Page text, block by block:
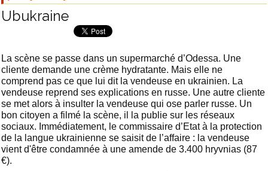
Ubukraine
La scène se passe dans un supermarché d’Odessa. Une
cliente demande une crème hydratante. Mais elle ne
comprend pas ce que lui dit la vendeuse en ukrainien. La
vendeuse reprend ses explications en russe. Une autre cliente
se met alors à insulter la vendeuse qui ose parler russe. Un
bon citoyen a filmé la scène, il la publie sur les réseaux
sociaux. Immédiatement, le commissaire d’Etat à la protection
de la langue ukrainienne se saisit de l’affaire : la vendeuse
vient d'être condamnée à une amende de 3.400 hryvnias (87
€).